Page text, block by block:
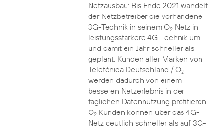
Netzausbau: Bis Ende 2021 wandelt
der Netzbetreiber die vorhandene
3G-Technik in seinem O2Netz in
leistungsstärkere 4G-Technik um –
und damit ein Jahr schneller als
geplant. Kunden aller Marken von
Telefónica Deutschland / O2
werden dadurch von einem
besseren Netzerlebnis in der
täglichen Datennutzung profitieren.
O2Kunden können über das 4G-
Netz deutlich schneller als auf 3G-